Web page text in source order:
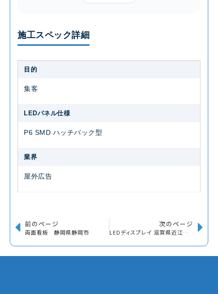
施工スペック詳細
目的
集客
LEDパネル仕様
P6 SMD ハッチバック型
業界
屋外広告
前のページ
両面看板 静岡県静岡市
次のページ
LEDディスプレイ 滋賀県近江八幡市